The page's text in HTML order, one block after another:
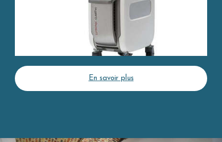
En savoir plus